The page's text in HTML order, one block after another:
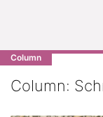
Column
Column: